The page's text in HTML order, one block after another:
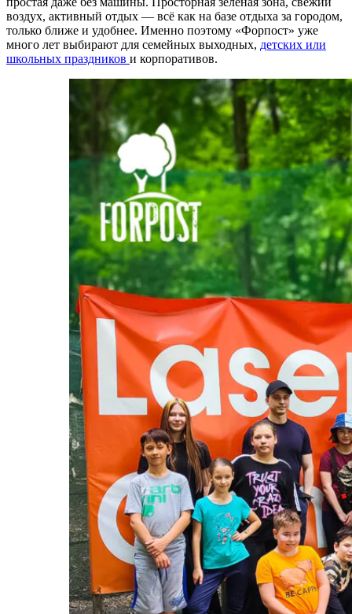
воздух, активный отдых — всё как на базе отдыха за городом,
только ближе и удобнее. Именно поэтому «Форпост» уже
много лет выбирают для семейных выходных, детских или
школьных праздников и корпоративов.